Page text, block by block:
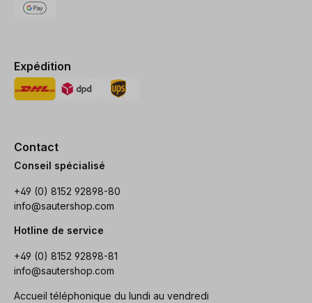
Expédition
Contact
Conseil spécialisé
+49 (0) 8152 92898-80
info@sautershop.com
Hotline de service
+49 (0) 8152 92898-81
info@sautershop.com
Accueil téléphonique du lundi au vendredi